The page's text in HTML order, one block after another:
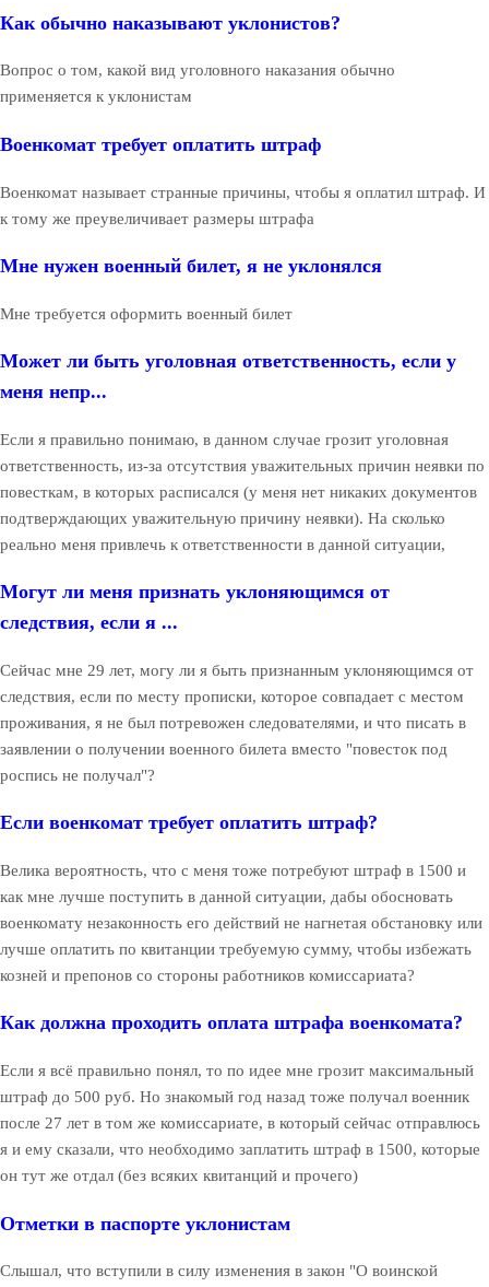
Как обычно наказывают уклонистов?
Вопрос о том, какой вид уголовного наказания обычно
применяется к уклонистам
Военкомат требует оплатить штраф
Военкомат называет странные причины, чтобы я оплатил штраф. И
к тому же преувеличивает размеры штрафа
Мне нужен военный билет, я не уклонялся
Мне требуется оформить военный билет
Может ли быть уголовная ответственность, если у
меня непр...
Если я правильно понимаю, в данном случае грозит уголовная
ответственность, из-за отсутствия уважительных причин неявки по
повесткам, в которых расписался (у меня нет никаких документов
подтверждающих уважительную причину неявки). На сколько
реально меня привлечь к ответственности в данной ситуации,
Могут ли меня признать уклоняющимся от
следствия, если я ...
Сейчас мне 29 лет, могу ли я быть признанным уклоняющимся от
следствия, если по месту прописки, которое совпадает с местом
проживания, я не был потревожен следователями, и что писать в
заявлении о получении военного билета вместо "повесток под
роспись не получал"?
Если военкомат требует оплатить штраф?
Велика вероятность, что с меня тоже потребуют штраф в 1500 и
как мне лучше поступить в данной ситуации, дабы обосновать
военкомату незаконность его действий не нагнетая обстановку или
лучше оплатить по квитанции требуемую сумму, чтобы избежать
козней и препонов со стороны работников комиссариата?
Как должна проходить оплата штрафа военкомата?
Если я всё правильно понял, то по идее мне грозит максимальный
штраф до 500 руб. Но знакомый год назад тоже получал военник
после 27 лет в том же комиссариате, в который сейчас отправлюсь
я и ему сказали, что необходимо заплатить штраф в 1500, которые
он тут же отдал (без всяких квитанций и прочего)
Отметки в паспорте уклонистам
Слышал, что вступили в силу изменения в закон "О воинской